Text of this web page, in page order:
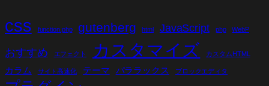
css function.php gutenberg html JavaScript php WebP
おすすめ エフェクト カスタマイズ カスタムHTML
カラム サイト高速化 テーマ パララックス ブロックエディタ